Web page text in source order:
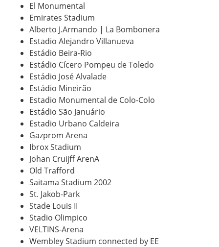
El Monumental
Emirates Stadium
Alberto J.Armando | La Bombonera
Estadio Alejandro Villanueva
Estádio Beira-Rio
Estádio Cícero Pompeu de Toledo
Estádio José Alvalade
Estádio Mineirão
Estadio Monumental de Colo-Colo
Estádio São Januário
Estadio Urbano Caldeira
Gazprom Arena
Ibrox Stadium
Johan Cruijff ArenA
Old Trafford
Saitama Stadium 2002
St. Jakob-Park
Stade Louis II
Stadio Olimpico
VELTINS-Arena
Wembley Stadium connected by EE